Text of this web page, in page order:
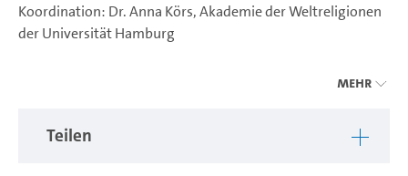
Koordination: Dr. Anna Körs, Akademie der Weltreligionen
der Universität Hamburg
Der islamische Religionsunterricht (IRU) spielt in den
einigen Jahren Religionslehrer*innen für den IRU
Mehr
Teilen